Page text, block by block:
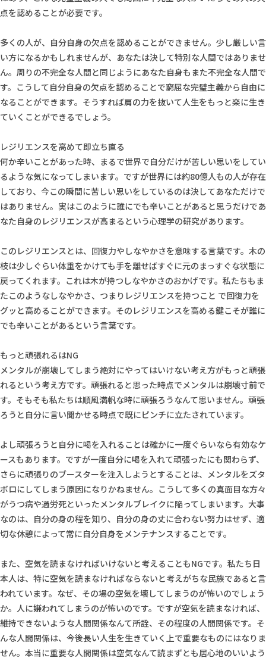
点を認めることが必要です。
多くの人が、自分自身の欠点を認めることができません。少し厳しい言
い方になるかもしれませんが、あなたは決して特別な人間ではありませ
ん。周りの不完全な人間と同じようにあなた自身もまた不完全な人間で
す。こうして自分自身の欠点を認めることで窮屈な完璧主義から自由に
なることができます。そうすれば肩の力を抜いて人生をもっと楽に生き
ていくことができるでしょう。
レジリエンスを高めて即立ち直る
何か辛いことがあった時、まるで世界で自分だけが苦しい思いをしてい
るような気になってしまいます。ですが世界には約80億人もの人が存在
しており、今この瞬間に苦しい思いをしているのは決してあなただけで
はありません。実はこのように誰にでも辛いことがあると思うだけであ
なた自身のレジリエンスが高まるという心理学の研究があります。
このレジリエンスとは、回復力やしなやかさを意味する言葉です。木の
枝は少しぐらい体重をかけても手を離せばすぐに元のまっすぐな状態に
戻ってくれます。これは木が持つしなやかさのおかげです。私たちもま
たこのようなしなやかさ、つまりレジリエンスを持つこと で回復力を
グッと高めることができます。そのレジリエンスを高める鍵こそが誰に
でも辛いことがあるという言葉です。
もっと頑張れるはNG
メンタルが崩壊してしまう絶対にやってはいけない考え方がもっと頑張
れるという考え方です。頑張れると思った時点でメンタルは崩壊寸前で
す。そもそも私たちは順風満帆な時に頑張ろうなんて思いません。頑張
ろうと自分に言い聞かせる時点で既にピンチに立たされています。
よし頑張ろうと自分に喝を入れることは確かに一度ぐらいなら有効なケ
ースもあります。ですが一度自分に喝を入れて頑張ったにも関わらず、
さらに頑張りのブースターを注入しようとすることは、メンタルをズタ
ボロにしてしまう原因になりかねません。こうして多くの真面目な方々
がうつ病や過労死といったメンタルブレイクに陥ってしまいます。大事
なのは、自分の身の程を知り、自分の身の丈に合わない努力はせず、適
切な休憩によって常に自分自身をメンテナンスすることです。
また、空気を読まなければいけないと考えることもNGです。私たち日
本人は、特に空気を読まなければならないと考えがちな民族であると言
われています。なぜ、その場の空気を壊してしまうのが怖いのでしょう
か。人に嫌われてしまうのが怖いのです。ですが空気を読まなければ、
維持できないような人間関係なんて所詮、その程度の人間関係です。そ
んな人間関係は、今後長い人生を生きていく上で重要なものにはなりま
せん。本当に重要な人間関係は空気なんて読まずとも居心地のいいよう